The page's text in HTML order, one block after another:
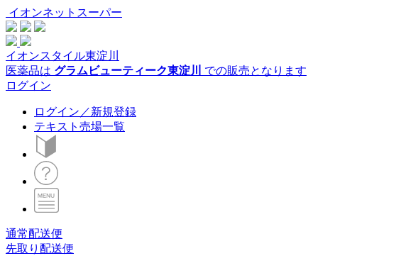
イオンネットスーパー
イオンスタイル東淀川
医薬品は グラムビューティーク東淀川
での販売となります
ログイン
ログイン／新規登録
テキスト売場一覧
通常配送便
先取り配送便